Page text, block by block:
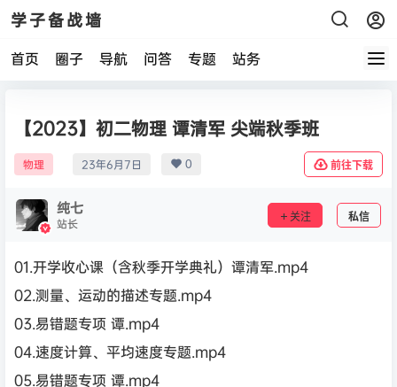
学子备战墙
首页 圈子 导航 问答 专题 站务
【2023】初二物理 谭清军 尖端秋季班
物理 23年6月7日 0 前往下载
纯七
站长 关注 私信
01.开学收心课（含秋季开学典礼）谭清军.mp4
02.测量、运动的描述专题.mp4
03.易错题专项 谭.mp4
04.速度计算、平均速度专题.mp4
05.易错题专项 谭.mp4